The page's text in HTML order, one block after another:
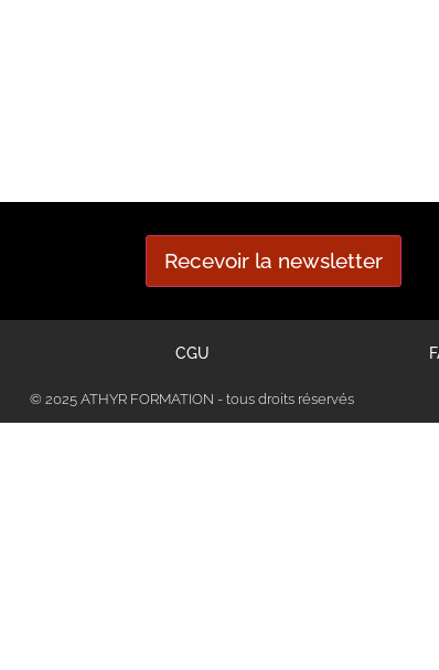
Recevoir la newsletter
CGU
© 2025 ATHYR FORMATION - tous droits réservés